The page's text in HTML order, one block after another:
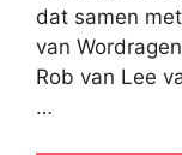
dat samen
van
Rob van Lee
…